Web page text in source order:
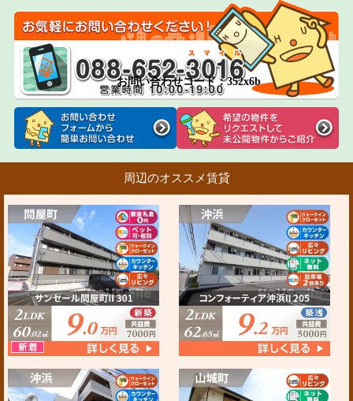
お問い合わせコード：352x6b
周辺のオススメ賃貸